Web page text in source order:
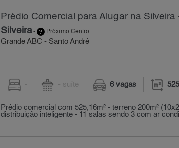
Prédio Comercial para Alugar na Silveira
Silveira- Próximo Centro
Grande ABC - Santo André
- - suíte 6 vagas
Prédio comercial com 525,16m² - terreno 200m²
distribuição inteligente - 11 salas sendo 3 com ar